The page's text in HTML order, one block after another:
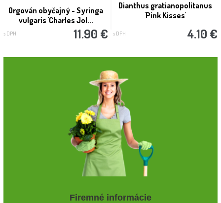
Orgován obyčajný - Syringa
vulgaris 'Charles Jol...
s DPH 11.90 €
Dianthus gratianopolitanus
'Pink Kisses'
s DPH 4.10 €
Firemné informácie